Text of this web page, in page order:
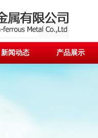
新闻动态 产品展示